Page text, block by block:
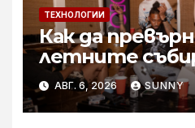
ТЕХНОЛОГИИ
Как да
летните
купон с
АВГ. 6, 2026 SUNNY